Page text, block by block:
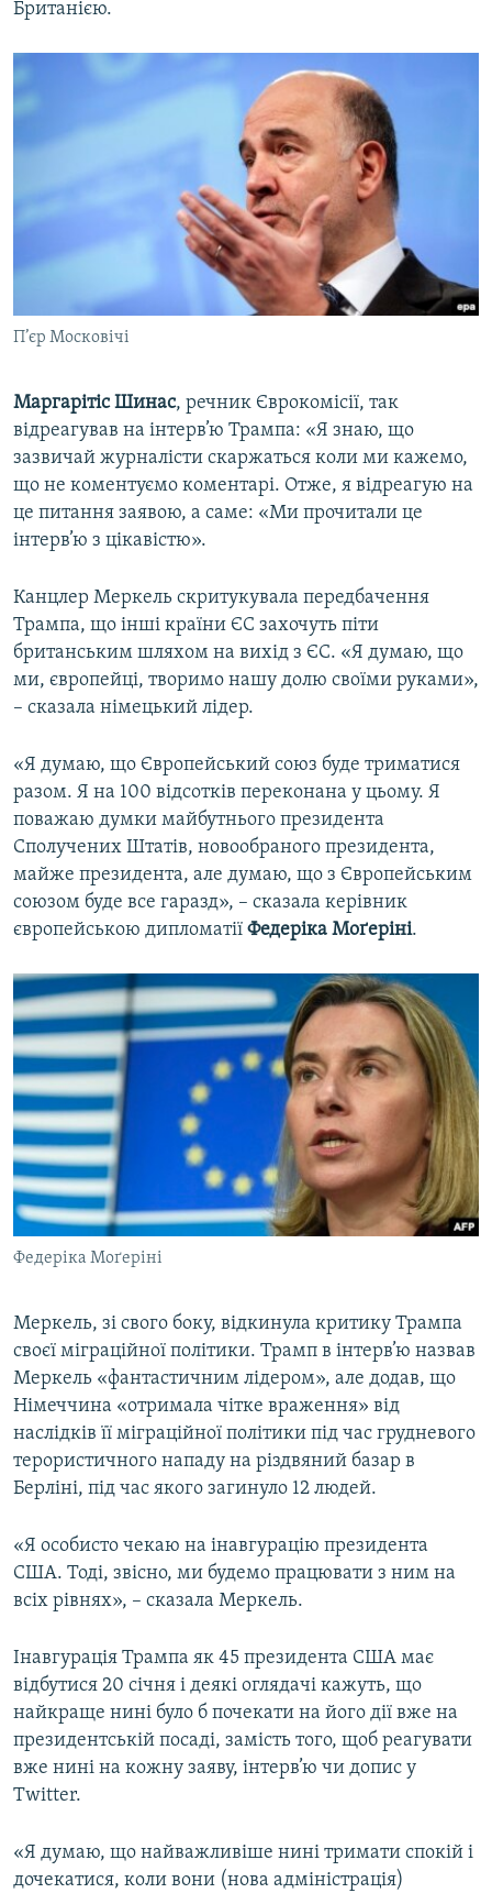
Британією.
П’єр Московічі
Маргарітіс Шинас, речник Єврокомісії, так
відреагував на інтерв’ю Трампа: «Я знаю, що
зазвичай журналісти скаржаться коли ми кажемо,
що не коментуємо коментарі. Отже, я відреагую на
це питання заявою, а саме: «Ми прочитали це
інтерв’ю з цікавістю».
Канцлер Меркель скритукувала передбачення
Трампа, що інші країни ЄС захочуть піти
британським шляхом на вихід з ЄС. «Я думаю, що
ми, європейці, творимо нашу долю своїми руками»,
– сказала німецький лідер.
«Я думаю, що Європейський союз буде триматися
разом. Я на 100 відсотків переконана у цьому. Я
поважаю думки майбутнього президента
Сполучених Штатів, новообраного президента,
майже президента, але думаю, що з Європейським
союзом буде все гаразд», – сказала керівник
європейською дипломатії Федеріка Моґеріні.
Федеріка Моґеріні
Меркель, зі свого боку, відкинула критику Трампа
своєї міграційної політики. Трамп в інтерв’ю назвав
Меркель «фантастичним лідером», але додав, що
Німеччина «отримала чітке враження» від
наслідків її міграційної політики під час грудневого
терористичного нападу на різдвяний базар в
Берліні, під час якого загинуло 12 людей.
«Я особисто чекаю на інавгурацію президента
США. Тоді, звісно, ми будемо працювати з ним на
всіх рівнях», – сказала Меркель.
Інавгурація Трампа як 45 президента США має
відбутися 20 січня і деякі оглядачі кажуть, що
найкраще нині було б почекати на його дії вже на
президентській посаді, замість того, щоб реагувати
вже нині на кожну заяву, інтерв’ю чи допис у
Twitter.
«Я думаю, що найважливіше нині тримати спокій і
дочекатися, коли вони (нова адміністрація)